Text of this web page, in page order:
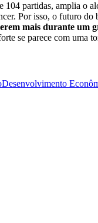
partidas, amplia o
Por isso, o futuro
mais durante
se parece com uma
Desenvolvimento